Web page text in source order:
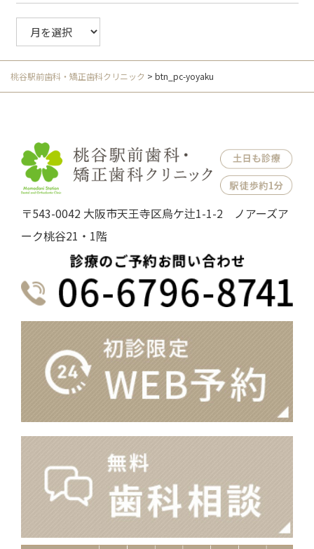
ー
カ
イ
ブ
桃谷駅前歯科・矯正歯科クリニック > btn_pc-yoyaku
〒543-0042 大阪市天王寺区烏ケ辻1-1-2 ノアーズア
ーク桃谷21・1階